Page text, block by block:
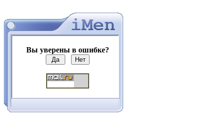
Вы уверены в ошибке?